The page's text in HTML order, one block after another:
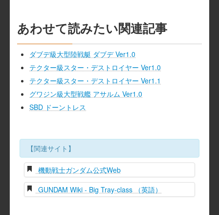
あわせて読みたい関連記事
ダブデ級大型陸戦艇 ダブデ Ver1.0
テクター級スター・デストロイヤー Ver1.0
テクター級スター・デストロイヤー Ver1.1
グワジン級大型戦艦 アサルム Ver1.0
SBD ドーントレス
【関連サイト】
機動戦士ガンダム公式Web
GUNDAM Wiki - Big Tray-class （英語）